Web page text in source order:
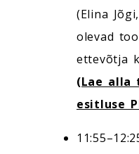
(Elina
olevad
ettevõtja
(Lae alla
esitluse